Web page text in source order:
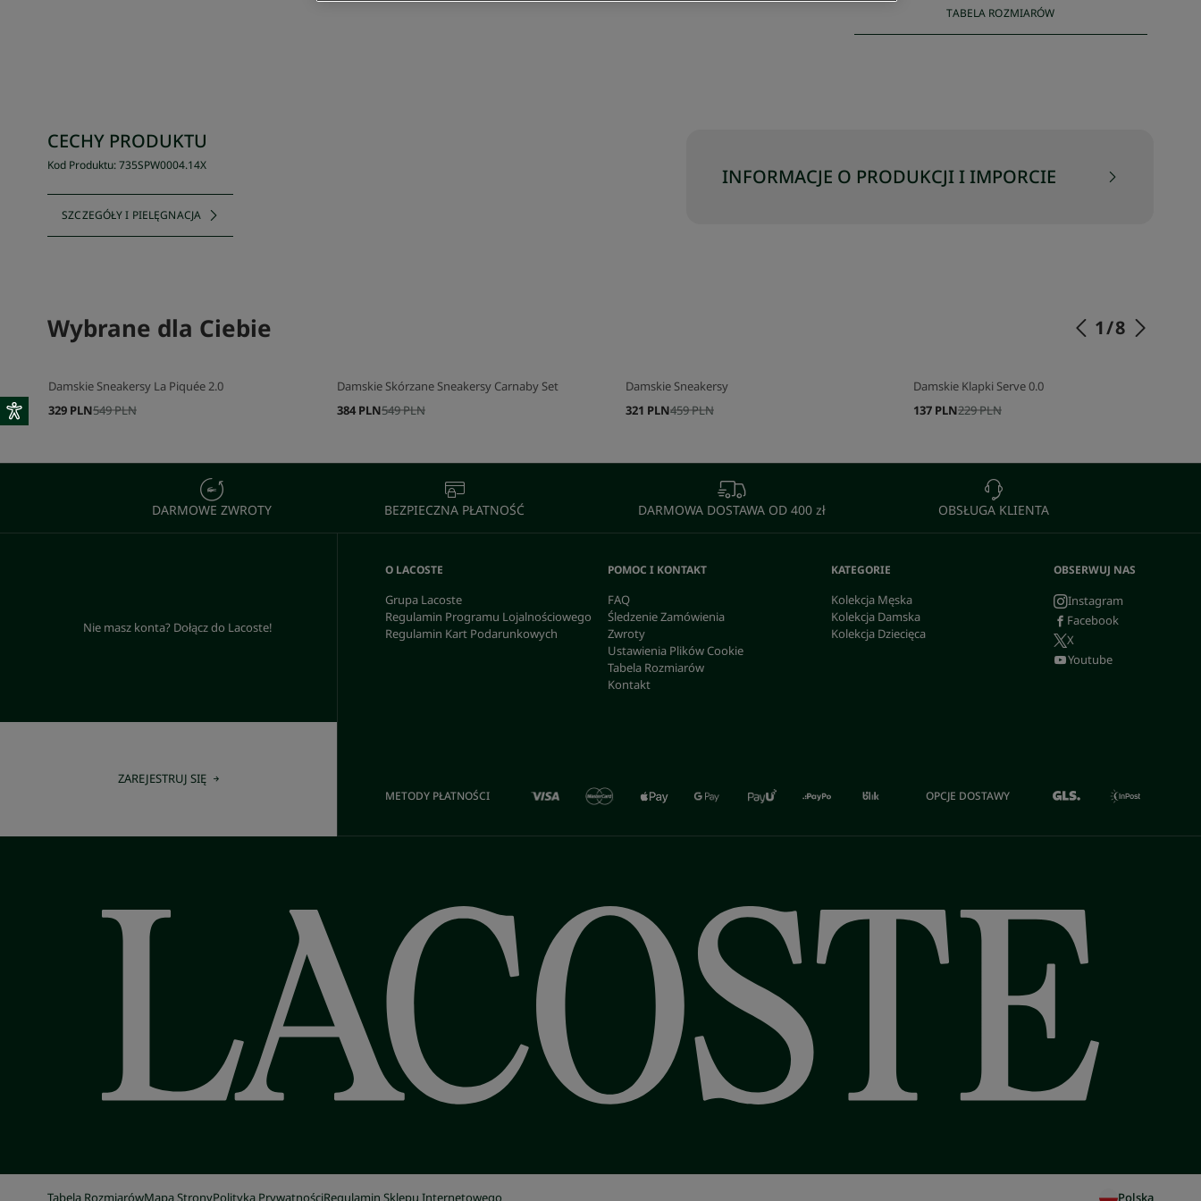
TABELA ROZMIARÓW
CECHY PRODUKTU
Kod Produktu:735SPW0004.14X
SZCZEGÓŁY I PIELĘGNACJA
INFORMACJE O PRODUKCJI I IMPORCIE
Wybrane dla Ciebie 1/8
Damskie Sneakersy La Piquée 2.0
549 PLN
329 PLN
Damskie Skórzane Sneakersy Carnaby Set
549 PLN
384 PLN
Damskie Sneakersy
459 PLN
321 PLN
Damskie Klapki Serve 0.0
229 PLN
137 PLN
DARMOWE ZWROTY BEZPIECZNA PŁATNOŚĆ DARMOWA DOSTAWA OD 400 zł OBSŁUGA KLIENTA
Nie masz konta? Dołącz do Lacoste!
ZAREJESTRUJ SIĘ
O LACOSTE
Grupa Lacoste
Regulamin Programu Lojalnościowego
Regulamin Kart Podarunkowych
POMOC I KONTAKT
FAQ
Śledzenie Zamówienia
Zwroty
Ustawienia Plików Cookie
Tabela Rozmiarów
Kontakt
KATEGORIE
Kolekcja Męska
Kolekcja Damska
Kolekcja Dziecięca
OBSERWUJ NAS
Instagram
Facebook
X
Youtube
METODY PŁATNOŚCI OPCJE DOSTAWY
Tabela RozmiarówMapa StronyPolityka PrywatnościRegulamin Sklepu Internetowego Polska